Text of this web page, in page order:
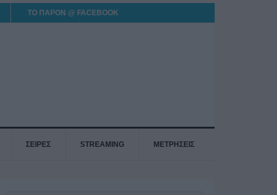
ΤΟ ΠΑΡΟΝ @ FACEBOOK
ΣΕΙΡΕΣ STREAMING ΜΕΤΡΗΣΕΙΣ